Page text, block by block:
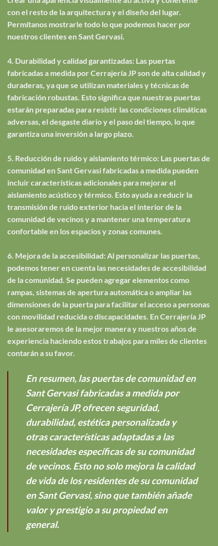
con el resto de la arquitectura y el diseño del lugar.
Permítanos mostrarle todo lo que podemos hacer por
nuestros clientes en Sant Gervasi.
4. Durabilidad y calidad garantizadas: Las puertas
fabricadas a medida por Cerrajería JP son de alta calidad y
duraderas, ya que se utilizan materiales y técnicas de
fabricación robustas. Esto significa que nuestras puertas
estarán preparadas para resistir las condiciones climáticas
adversas, el desgaste diario y el paso del tiempo, lo que
garantiza una inversión a largo plazo.
5. Reducción de ruido y aislamiento térmico: Las puertas de
comunidad en Sant Gervasi fabricadas a medida pueden
incluir características adicionales para mejorar el
aislamiento acústico y térmico. Esto ayuda a reducir la
transmisión de ruido exterior hacia el interior de la
comunidad de vecinos y a mantener una temperatura
confortable en los espacios y zonas comunes.
6. Mejora de la accesibilidad: Al personalizar las puertas,
podemos tener en cuenta las necesidades de accesibilidad
de la comunidad. Se pueden agregar elementos como
rampas, sistemas de apertura automática o ampliar las
dimensiones de la puerta para facilitar el acceso a personas
con movilidad reducida o discapacidades. En Cerrajería JP
le asesoraremos de la mejor manera y nuestros años de
experiencia haciendo estos trabajos para miles de clientes
contarán a su favor.
En resumen, las puertas de comunidad en
Sant Gervasi fabricadas a medida por
Cerrajería JP, ofrecen seguridad,
durabilidad, estética personalizada y
otras características adaptadas a las
necesidades específicas de su comunidad
de vecinos. Esto no solo mejora la calidad
de vida de los residentes de su comunidad
en Sant Gervasi, sino que también añade
valor y prestigio a su propiedad en
general.